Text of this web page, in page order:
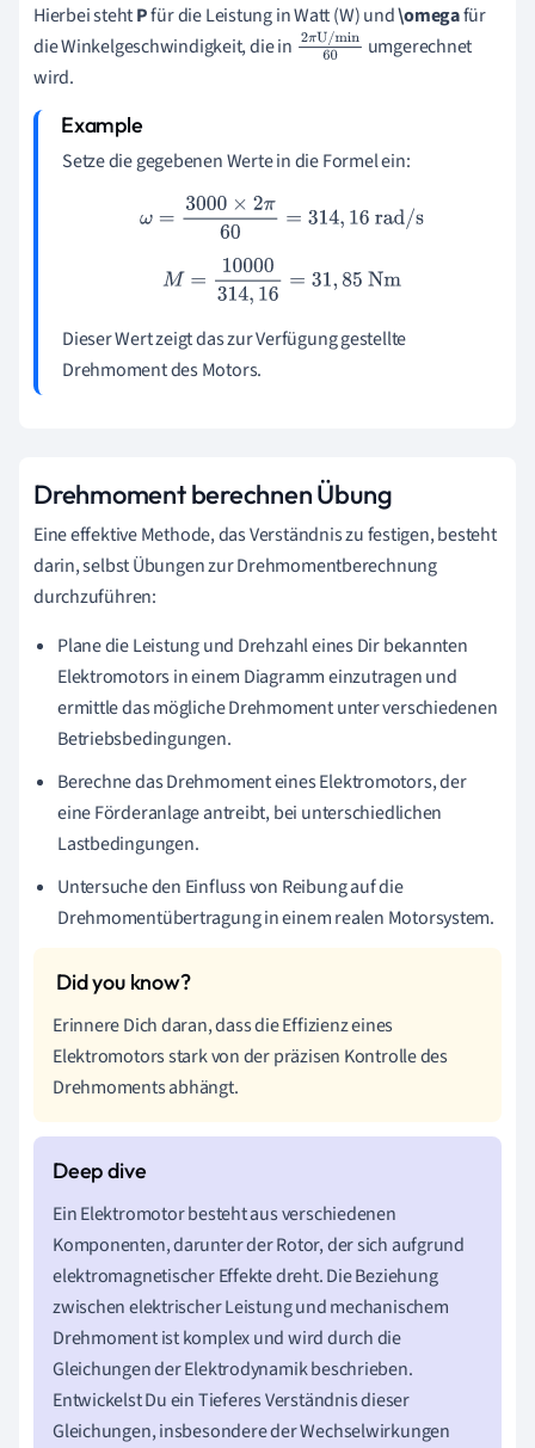
Hierbei stehtPfür die Leistung in Watt (W) und\omegafür
die Winkelgeschwindigkeit, die in 2πU/mi umgerechnet
wird.
Setze die gegebenen Werte in die Formel ein:
ω=3000×2π60 =314,16 rad/s
M=10000314, 16= 31 85Nm
Dieser Wert zeigt das zur Verfügung gestellte
Drehmoment des Motors.
Drehmoment berechnen Übung
Eine effektive Methode, das Verständnis zu festigen, besteht
darin, selbst Übungen zur Drehmomentberechnung
durchzuführen:
Plane die Leistung und Drehzahl eines Dir bekannten
Elektromotors in einem Diagramm einzutragen und
ermittle das mögliche Drehmoment unter verschiedenen
Betriebsbedingungen.
Berechne das Drehmoment eines Elektromotors, der
eine Förderanlage antreibt, bei unterschiedlichen
Lastbedingungen.
Untersuche den Einfluss von Reibung auf die
Drehmomentübertragung in einem realen Motorsystem.
Erinnere Dich daran, dass die Effizienz eines
Elektromotors stark von der präzisen Kontrolle des
Drehmoments abhängt.
Ein Elektromotor besteht aus verschiedenen
Komponenten, darunter der Rotor, der sich aufgrund
elektromagnetischer Effekte dreht. Die Beziehung
zwischen elektrischer Leistung und mechanischem
Drehmoment ist komplex und wird durch die
Gleichungen der Elektrodynamik beschrieben.
Entwickelst Du ein Tieferes Verständnis dieser
Gleichungen, insbesondere der Wechselwirkungen